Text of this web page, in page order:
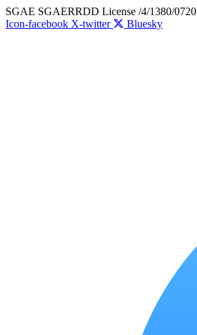
Skip
to
SGAE SGAERRDD License /4/1380/0720
Icon-facebook X-twitter Bluesky